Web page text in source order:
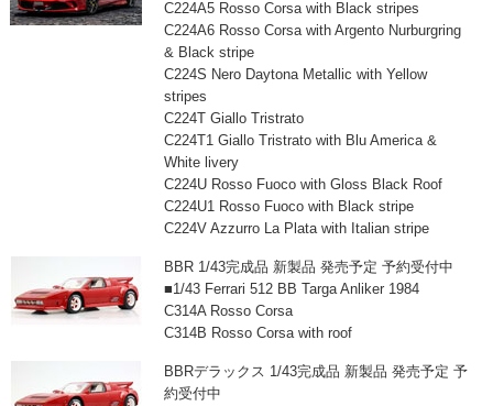
C224A5 Rosso Corsa with Black stripes
C224A6 Rosso Corsa with Argento Nurburgring
& Black stripe
C224S Nero Daytona Metallic with Yellow
stripes
C224T Giallo Tristrato
C224T1 Giallo Tristrato with Blu America &
White livery
C224U Rosso Fuoco with Gloss Black Roof
C224U1 Rosso Fuoco with Black stripe
C224V Azzurro La Plata with Italian stripe
BBR 1/43完成品 新製品 発売予定 予約受付中
■1/43 Ferrari 512 BB Targa Anliker 1984
C314A Rosso Corsa
C314B Rosso Corsa with roof
BBRデラックス 1/43完成品 新製品 発売予定 予
約受付中